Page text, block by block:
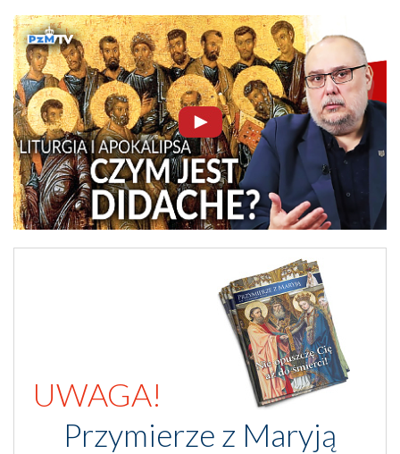
UWAGA!
Przymierze z Maryją